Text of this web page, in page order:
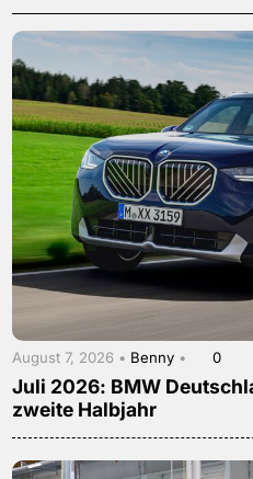
August 7, 2026 • Benny • 0
Juli 2026: BMW
zweite Halbjahr